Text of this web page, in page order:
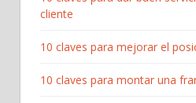
cliente
10 claves para mejorar el
10 claves para montar una